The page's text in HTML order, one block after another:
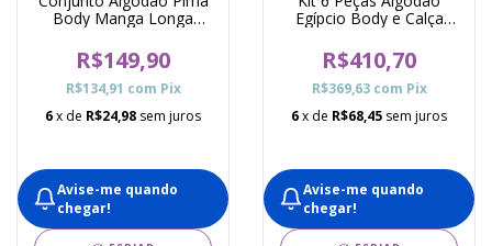
Body Manga Longa
Branco
R$149,90
R$134,91 com Pix
6x de R$24,98 sem juros
Avise-me quando
chegar!
Egípcio Body e Calça
Caramelo e Verde
Escuro
R$410,70
R$369,63 com Pix
6x de R$68,45 sem juros
Avise-me quando
chegar!